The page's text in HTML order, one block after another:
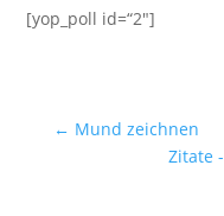
[yop_poll id=“2″]
← Mund zeichnen
Zitate